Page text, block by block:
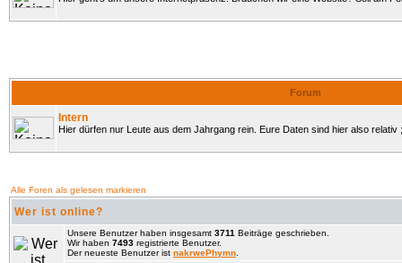
Forum
Intern
Hier dürfen nur Leute aus dem Jahrgang rein. Eure Daten sind hier also relativ
Alle Foren als gelesen markieren
Wer ist online?
Unsere Benutzer haben insgesamt 3711 Beiträge geschrieben.
Wir haben 7493 registrierte Benutzer.
Der neueste Benutzer ist nakrwePhymn